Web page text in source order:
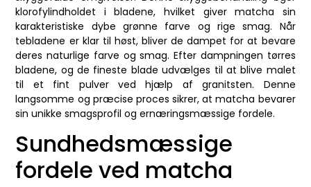
klorofylindholdet i bladene, hvilket giver matcha sin
karakteristiske dybe grønne farve og rige smag. Når
tebladene er klar til høst, bliver de dampet for at bevare
deres naturlige farve og smag. Efter dampningen tørres
bladene, og de fineste blade udvælges til at blive malet
til et fint pulver ved hjælp af granitsten. Denne
langsomme og præcise proces sikrer, at matcha bevarer
sin unikke smagsprofil og ernæringsmæssige fordele.
Sundhedsmæssige
fordele ved matcha